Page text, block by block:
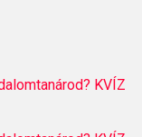
KVÍZ